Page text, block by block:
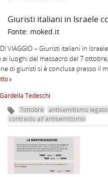
Giuristi italiani in Israele
Fonte: moked.it
VIAGGIO – Giuristi italiani in
ai luoghi del massacro del 7
di giuristi si è conclusa presso il
Tedeschi
7ottobre antisemitismo
contrasto all'antisemitismo